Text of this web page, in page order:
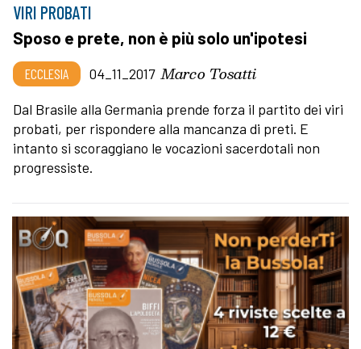
VIRI PROBATI
Sposo e prete, non è più solo un'ipotesi
ECCLESIA 04_11_2017 Marco Tosatti
Dal Brasile alla Germania prende forza il partito dei viri
probati, per rispondere alla mancanza di preti. E
intanto si scoraggiano le vocazioni sacerdotali non
progressiste.